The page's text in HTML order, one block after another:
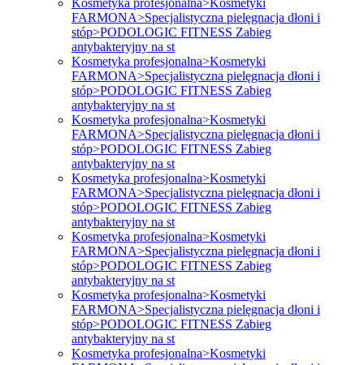
FARMONA>Specjalistyczna pielęgnacja dłoni i
stóp>PODOLOGIC FITNESS Zabieg
antybakteryjny na st
Kosmetyka profesjonalna>Kosmetyki
FARMONA>Specjalistyczna pielęgnacja dłoni i
stóp>PODOLOGIC FITNESS Zabieg
antybakteryjny na st
Kosmetyka profesjonalna>Kosmetyki
FARMONA>Specjalistyczna pielęgnacja dłoni i
stóp>PODOLOGIC FITNESS Zabieg
antybakteryjny na st
Kosmetyka profesjonalna>Kosmetyki
FARMONA>Specjalistyczna pielęgnacja dłoni i
stóp>PODOLOGIC FITNESS Zabieg
antybakteryjny na st
Kosmetyka profesjonalna>Kosmetyki
FARMONA>Specjalistyczna pielęgnacja dłoni i
stóp>PODOLOGIC FITNESS Zabieg
antybakteryjny na st
Kosmetyka profesjonalna>Kosmetyki
FARMONA>Specjalistyczna pielęgnacja dłoni i
stóp>PODOLOGIC FITNESS Zabieg
antybakteryjny na st
Kosmetyka profesjonalna>Kosmetyki